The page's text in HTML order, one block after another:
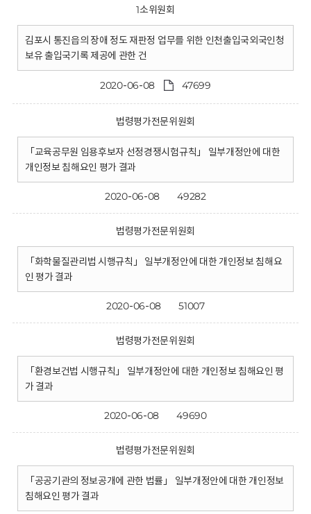
1소위원회
김포시 통진읍의 장애 정도 재판정 업무를 위한 인천출입국외국인청
보유 출입국기록 제공에 관한 건
2020-06-08 47699
법령평가전문위원회
「교육공무원 임용후보자 선정경쟁시험규칙」 일부개정안에 대한
개인정보 침해요인 평가 결과
2020-06-08 49282
법령평가전문위원회
「화학물질관리법 시행규칙」 일부개정안에 대한 개인정보 침해요
인 평가 결과
2020-06-08 51007
법령평가전문위원회
「환경보건법 시행규칙」 일부개정안에 대한 개인정보 침해요인 평
가 결과
2020-06-08 49690
법령평가전문위원회
「공공기관의 정보공개에 관한 법률」 일부개정안에 대한 개인정보
침해요인 평가 결과